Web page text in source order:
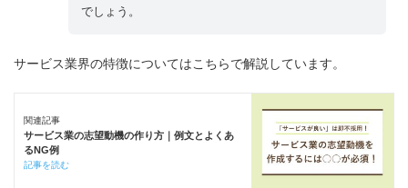
でしょう。
サービス業界の特徴についてはこちらで解説しています。
関連記事
サービス業の志望動機の作り方｜例文とよくあ
るNG例
記事を読む